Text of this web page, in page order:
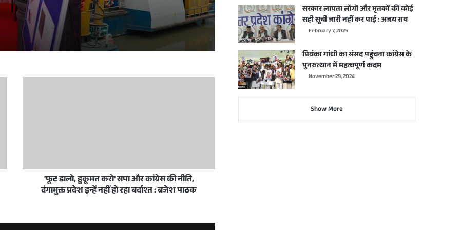
सम्राट चौधरी ने किया शुभारंभ
समयबद्ध विकास योजना बनाने के निर्देश
'फूट डालो, हुकूमत करो' सपा और कांग्रेस की नीति,
दंगामुक्त प्रदेश इन्हें नहीं हो रहा बर्दाश्त : ब्रजेश पाठक
सरकार लापता लोगों और मृतकों की कोई
सही सूची जारी नहीं कर पाई : अजय राय
February 7, 2025
प्रियंका गांधी का संसद पहुंचना कांग्रेस के
पुनरुत्थान में महत्वपूर्ण कदम
November 29, 2024
Show More